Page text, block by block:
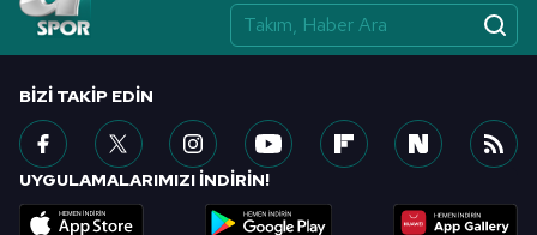
BIZI TAKIP EDIN
UYGULAMALARIMIZI İNDİRİN!